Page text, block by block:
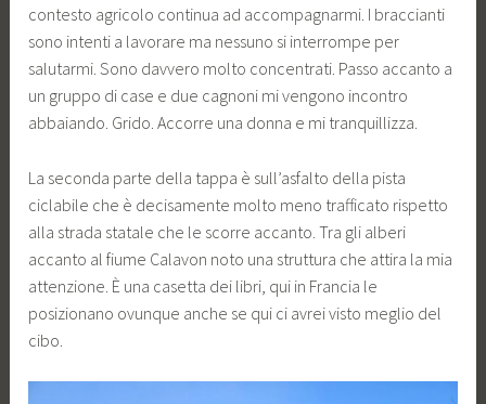
contesto agricolo continua ad accompagnarmi. I braccianti
sono intenti a lavorare ma nessuno si interrompe per
salutarmi. Sono davvero molto concentrati. Passo accanto a
un gruppo di case e due cagnoni mi vengono incontro
abbaiando. Grido. Accorre una donna e mi tranquillizza.
La seconda parte della tappa è sull’asfalto della pista
ciclabile che è decisamente molto meno trafficato rispetto
alla strada statale che le scorre accanto. Tra gli alberi
accanto al fiume Calavon noto una struttura che attira la mia
attenzione. È una casetta dei libri, qui in Francia le
posizionano ovunque anche se qui ci avrei visto meglio del
cibo.